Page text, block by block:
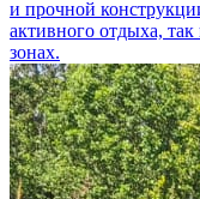
и прочной
активного отдыха,
зонах.